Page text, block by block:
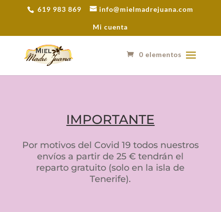
619 983 869 info@mielmadrejuana.com
Mi cuenta
0 elementos
IMPORTANTE
Por motivos del Covid 19 todos nuestros
envíos a partir de 25 € tendrán el
reparto gratuito (solo en la isla de
Tenerife).